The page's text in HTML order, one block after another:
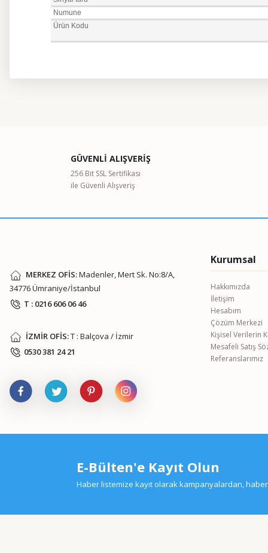
Numune
Ürün Kodu
Ürün açıklamasında eksik bilgiler bulunuyor.
Ürün bilgilerinde hatalar bulunuyor.
GÜVENLİ ALIŞVERİŞ
256 Bit SSL Sertifikası
ile Güvenli Alışveriş
MERKEZ OFİS:Madenler, Mert Sk. No:8/A,
34776 Ümraniye/İstanbul
T : 0216 606 06 46
İZMİR OFİS:T : Balçova / İzmir
0530 381 24 21
Kurumsal
Hakkımızda
İletişim
Hesabım
Çözüm Merkezi
Kişisel Verilerin
Mesafeli Satış
Referanslarımız
E-Bülten'e Kayıt Olun
Haber listemize kayıt olarak kampanyalardan,